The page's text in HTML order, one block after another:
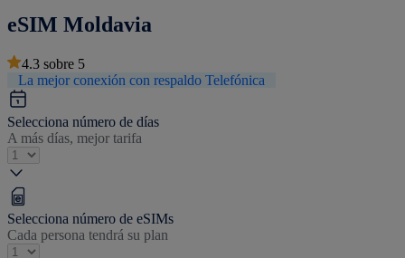
eSIM Moldavia
4.3 sobre 5
La mejor conexión con respaldo Telefónica
Selecciona número de días
A más días, mejor tarifa
Selecciona número de eSIMs
Cada persona tendrá su plan